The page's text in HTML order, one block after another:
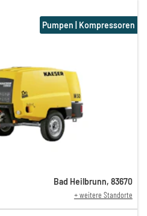
Pumpen | Kompressoren
Bad Heilbrunn, 83670
+ weitere Standorte